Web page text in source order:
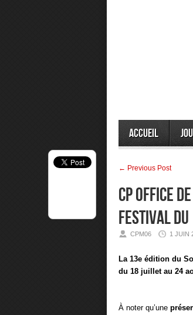
Accueil
← Previous Post
CP Office
Festival du
CPM06 1 JUIN
La 13e édition du
du 18 juillet au 24
À noter qu’une